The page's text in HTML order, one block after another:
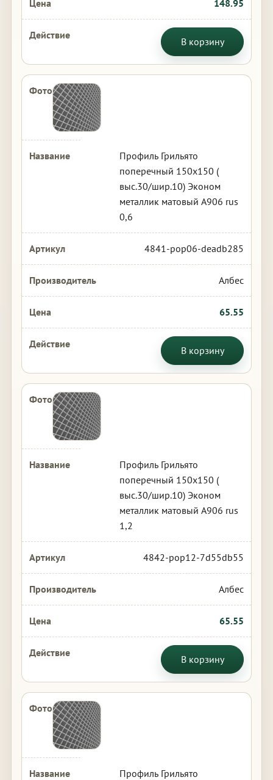
148.95
В корзину
Профиль Грильято
поперечный 150х150 (
выс.30/шир.10) Эконом
металлик матовый А906 rus
0,6
4841-pop06-deadb285
Албес
65.55
В корзину
Профиль Грильято
поперечный 150х150 (
выс.30/шир.10) Эконом
металлик матовый А906 rus
1,2
4842-pop12-7d55db55
Албес
65.55
В корзину
Профиль Грильято